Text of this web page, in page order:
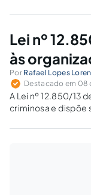
vista o amparo
Lei nº
às
Por Rafael Lopes
Destacado em 08
A Lei nº 12.850/13
criminosa e dispõe
infrações penais